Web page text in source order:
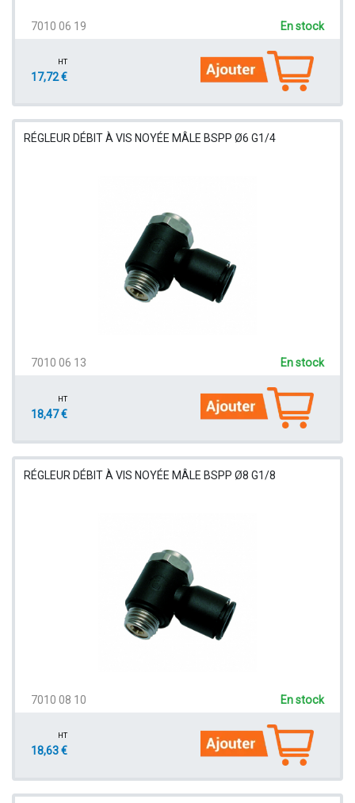
7010 06 19 En stock
HT
17,72 €
RÉGLEUR DÉBIT À VIS NOYÉE MÂLE BSPP Ø6 G1/4
7010 06 13 En stock
HT
18,47 €
RÉGLEUR DÉBIT À VIS NOYÉE MÂLE BSPP Ø8 G1/8
7010 08 10 En stock
HT
18,63 €